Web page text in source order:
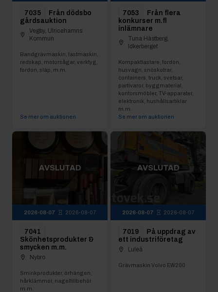
7035
Från dödsbo
gårdsauktion
Vegby, Ulricehamns
Kommun
Bandgrävmaskin, lastmaskin,
redskap, motorsågar, verktyg,
fordon, släp, m.m.
Se mer om auktionen
7053
Från flera
konkurser m.fl
inlämnare
Tuna Hästberg,
Idkerberget
Kompaktlastare, fordon,
husvagn, snöskotrar,
containers, truck, svetsar,
partivaror, byggmaterial,
kontorsmöbler, TV-apparater,
elektronik, hushållsartiklar
m.m.
Se mer om auktionen
AVSLUTAD
2026-08-07 2026-08-07
7041
Skönhetsprodukter &
smycken m.m.
Nybro
Sminkprodukter, örhängen,
hårklämmor, nageltillbehör
m.m.
AVSLUTAD
2026-08-07 2026-08-07
7019
På uppdrag av
ett industriföretag
Luleå
Grävmaskin Volvo EW200